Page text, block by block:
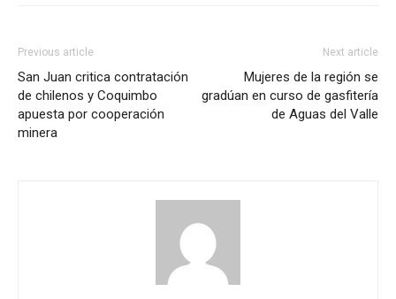
Previous article
San Juan critica contratación
de chilenos y Coquimbo
apuesta por cooperación
minera
Next article
Mujeres de la región se
gradúan en curso de gasfitería
de Aguas del Valle